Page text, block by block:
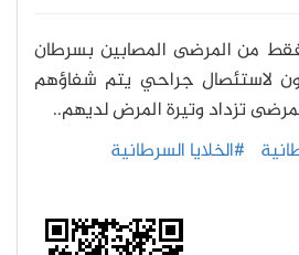
من المرضى المصابين بسرطان
لاستئصال جراحي يتم شفاؤهم
تزداد وتيرة المرض لديهم..
#الخلايا السرطانية